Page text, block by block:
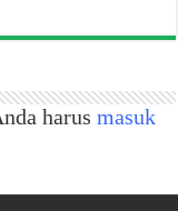
harusmasuk